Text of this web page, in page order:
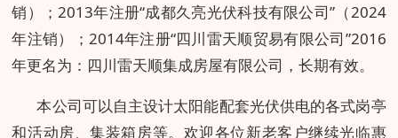
销）；2013年注册“成都久亮光伏科技有限公司”（2024
年注销）；2014年注册“四川雷天顺贸易有限公司”2016
年更名为：四川雷天顺集成房屋有限公司，长期有效。
本公司可以自主设计太阳能配套光伏供电的各式岗亭
和活动房、集装箱房等。欢迎各位新老客户继续光临惠